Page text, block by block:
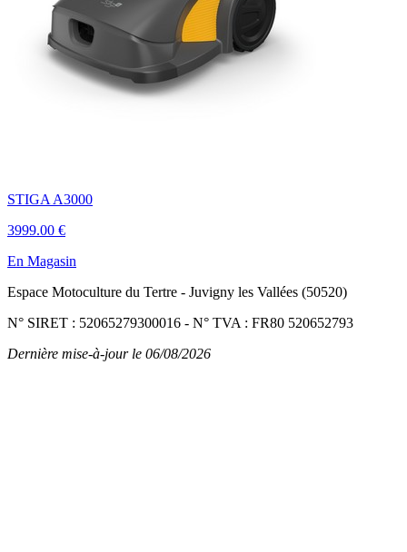
STIGA A3000
3999.00 €
En Magasin
Espace Motoculture du Tertre - Juvigny les Vallées (50520)
N° SIRET : 52065279300016 - N° TVA : FR80 520652793
Dernière mise-à-jour le 06/08/2026